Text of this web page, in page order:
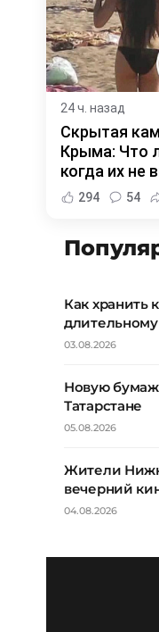
24 ч. назад
Скрытая
Крыма: Что
когда их не
294 54
Как хранить
03.08.2026
Новую
Татарстане
05.08.2026
Жители
вечерний
04.08.2026